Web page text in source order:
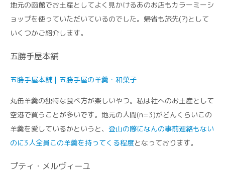
地元の函館でお土産としてよく見かけるあのお店もカラーミーシ
ョップを使っていただいているのでした。帰省も旅先(?)として
いくつかご紹介します。
五勝手屋本舗
五勝手屋本舗｜五勝手屋の羊羹・和菓子
丸缶羊羹の独特な食べ方が楽しいやつ。私は社へのお土産として
空港で買うことが多いです。地元の人間(n=3)がどんくらいこの
羊羹を愛しているかというと、 登山の際になんの事前連絡もない
のに3人全員この羊羹を持ってくる程度となっております。
プティ・メルヴィーユ